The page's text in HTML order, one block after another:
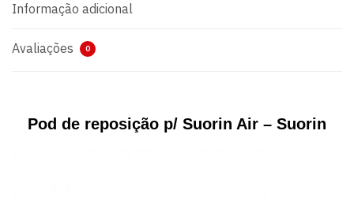
Informação adicional
Avaliações 0
Pod de reposição p/ Suorin Air – Suorin